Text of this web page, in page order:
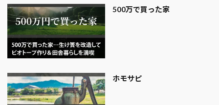
500万で買った家
ホモサピ